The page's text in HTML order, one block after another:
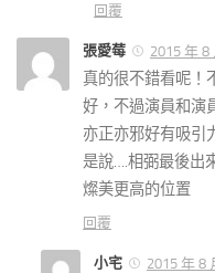
回覆
張愛莓 2015 年 8
真的很不錯看呢！
好，不過演員和演
亦正亦邪好有吸引
是說….相弼最後出
燦美更高的位置
回覆
小宅 2015 年 8